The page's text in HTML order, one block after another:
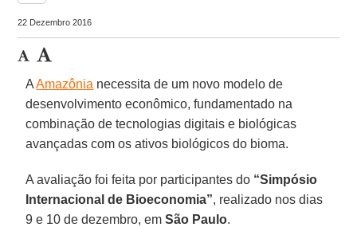
22 Dezembro 2016
AAmazônia necessita de um novo modelo de
desenvolvimento econômico, fundamentado na
combinação de tecnologias digitais e biológicas
avançadas com os ativos biológicos do bioma.
A avaliação foi feita por participantes do “Simpósio
Internacional de Bioeconomia”, realizado nos dias
9 e 10 de dezembro, emSão Paulo.